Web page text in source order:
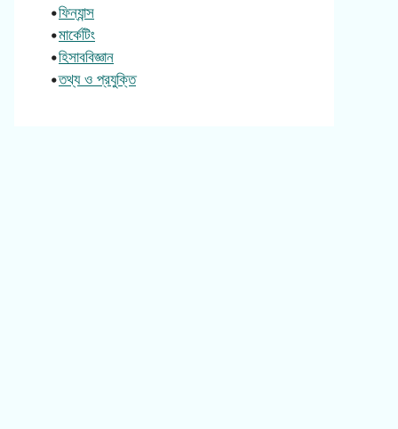
•ফিন্যান্স
•মার্কেটিং
•হিসাববিজ্ঞান
•তথ্য ও প্রযুক্তি